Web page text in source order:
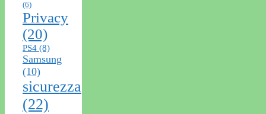
(6)
Privacy
(20)
PS4 (8)
Samsung
(10)
sicurezza
(22)